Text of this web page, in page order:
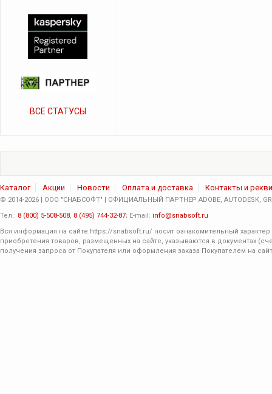
ВСЕ СТАТУСЫ
Каталог Акции Новости Оплата и доставка Контакты и
© 2014-2026 | ООО "СНАБСОФТ" | ОФИЦИАЛЬНЫЙ ПАРТНЕР ADOBE, AUTODESK,
Тел.: 8 (800) 5-508-508, 8 (495) 744-32-87; E-mail: info@snabsoft.ru
Вся информация на сайте https://snabsoft.ru/ носит ознакомительный
приобретения товаров, размещенных на сайте, указываются в документах
получения запроса от Покупателя или оформления заказа Покупателем на